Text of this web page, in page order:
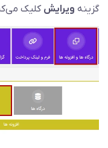
گزینه ویرایش کلیک